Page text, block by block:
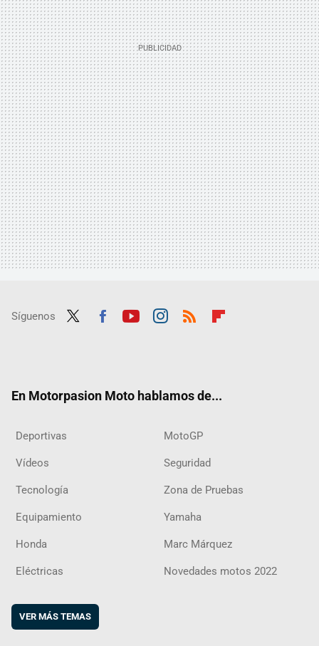
Síguenos
En Motorpasion Moto hablamos de...
Deportivas MotoGP
Vídeos Seguridad
Tecnología Zona de Pruebas
Equipamiento Yamaha
Honda Marc Márquez
Eléctricas Novedades motos 2022
VER MÁS TEMAS